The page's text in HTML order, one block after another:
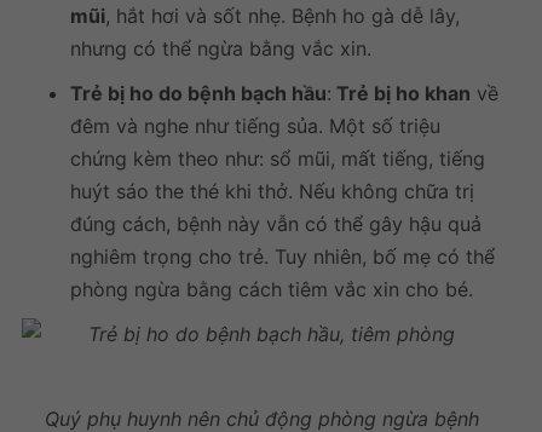
mũi, hắt hơi và sốt nhẹ. Bệnh ho gà dễ lây,
nhưng có thể ngừa bằng vắc xin.
Trẻ bị ho do bệnh bạch hầu: Trẻ bị ho khan về
đêm và nghe như tiếng sủa. Một số triệu
chứng kèm theo như: sổ mũi, mất tiếng, tiếng
huýt sáo the thé khi thở. Nếu không chữa trị
đúng cách, bệnh này vẫn có thể gây hậu quả
nghiêm trọng cho trẻ. Tuy nhiên, bố mẹ có thể
phòng ngừa bằng cách tiêm vắc xin cho bé.
Quý phụ huynh nên chủ động phòng ngừa bệnh